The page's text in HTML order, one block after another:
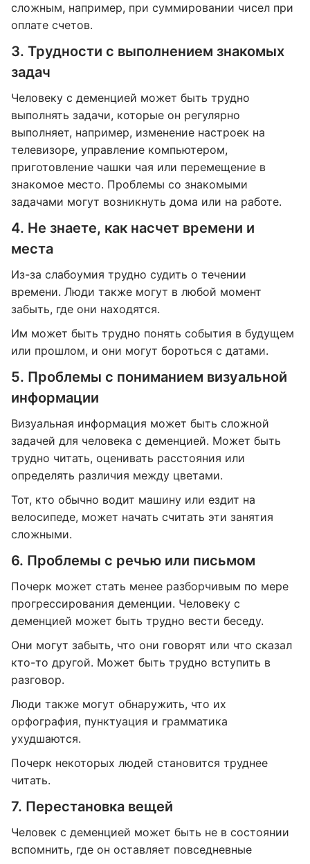
сложным, например, при суммировании чисел при
оплате счетов.
3. Трудности с выполнением знакомых
задач
Человеку с деменцией может быть трудно
выполнять задачи, которые он регулярно
выполняет, например, изменение настроек на
телевизоре, управление компьютером,
приготовление чашки чая или перемещение в
знакомое место. Проблемы со знакомыми
задачами могут возникнуть дома или на работе.
4. Не знаете, как насчет времени и
места
Из-за слабоумия трудно судить о течении
времени. Люди также могут в любой момент
забыть, где они находятся.
Им может быть трудно понять события в будущем
или прошлом, и они могут бороться с датами.
5. Проблемы с пониманием визуальной
информации
Визуальная информация может быть сложной
задачей для человека с деменцией. Может быть
трудно читать, оценивать расстояния или
определять различия между цветами.
Тот, кто обычно водит машину или ездит на
велосипеде, может начать считать эти занятия
сложными.
6. Проблемы с речью или письмом
Почерк может стать менее разборчивым по мере
прогрессирования деменции. Человеку с
деменцией может быть трудно вести беседу.
Они могут забыть, что они говорят или что сказал
кто-то другой. Может быть трудно вступить в
разговор.
Люди также могут обнаружить, что их
орфография, пунктуация и грамматика
ухудшаются.
Почерк некоторых людей становится труднее
читать.
7. Перестановка вещей
Человек с деменцией может быть не в состоянии
вспомнить, где он оставляет повседневные